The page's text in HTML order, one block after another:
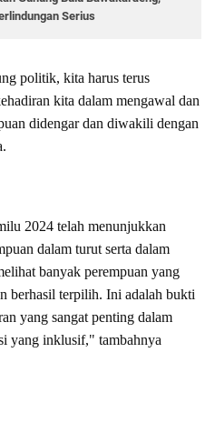
Serius
politik, kita harus terus
kita dalam mengawal dan
didengar dan diwakili dengan
2024 telah menunjukkan
dalam turut serta dalam
banyak perempuan yang
berhasil terpilih. Ini adalah bukti
yang sangat penting dalam
yang inklusif," tambahnya